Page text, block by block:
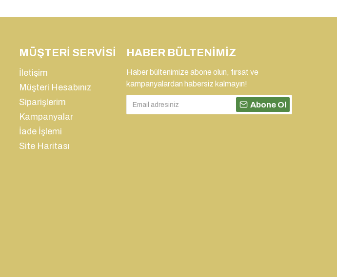
MÜŞTERI SERVISI
İletişim
Müşteri Hesabınız
Siparişlerim
Kampanyalar
İade İşlemi
Site Haritası
HABER BÜLTENIMIZ
Haber bültenimize abone olun, fırsat ve
kampanyalardan habersiz kalmayın!
Abone Ol